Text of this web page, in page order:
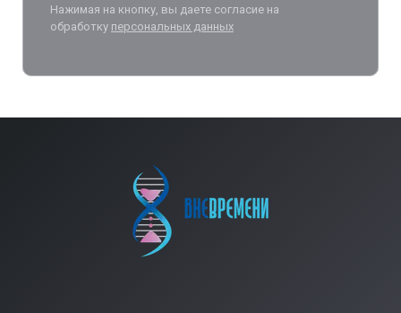
Нажимая на кнопку, вы даете согласие на
обработку персональных данных